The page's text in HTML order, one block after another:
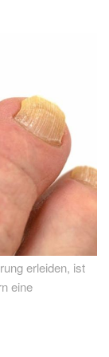
erleiden, ist
eine